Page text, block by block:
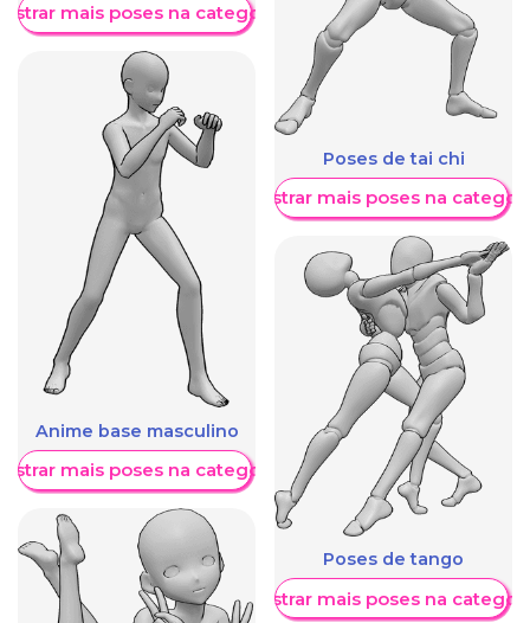
mais poses na categoria
Anime base masculino
mais poses na categoria
Poses de tai chi
Mostrar mais poses na
Poses de tango
Mostrar mais poses na